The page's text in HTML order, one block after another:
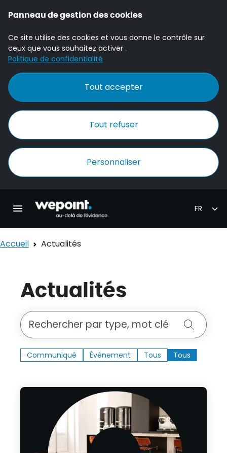
Panneau de gestion des cookies
Ce site utilise des cookies et vous donne le contrôle sur
ceux que vous souhaitez activer .
Politique de confidentialité
Tout accepter
Tout refuser
Personnaliser
Ouvrir la navigation principale
Accueil Actualités
Actualités
Rechercher une publication
Communiqué Communiqué
Événement Événement
Tous Tous
41